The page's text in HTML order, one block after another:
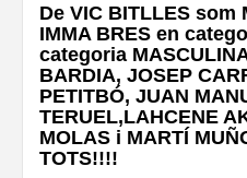
De VIC BITLLES som
IMMA BRES en
categoria
BARDIA, JOSEP
PETITBÓ, JUAN
TERUEL,LAHCENE
MOLAS i MARTÍ
TOTS!!!!